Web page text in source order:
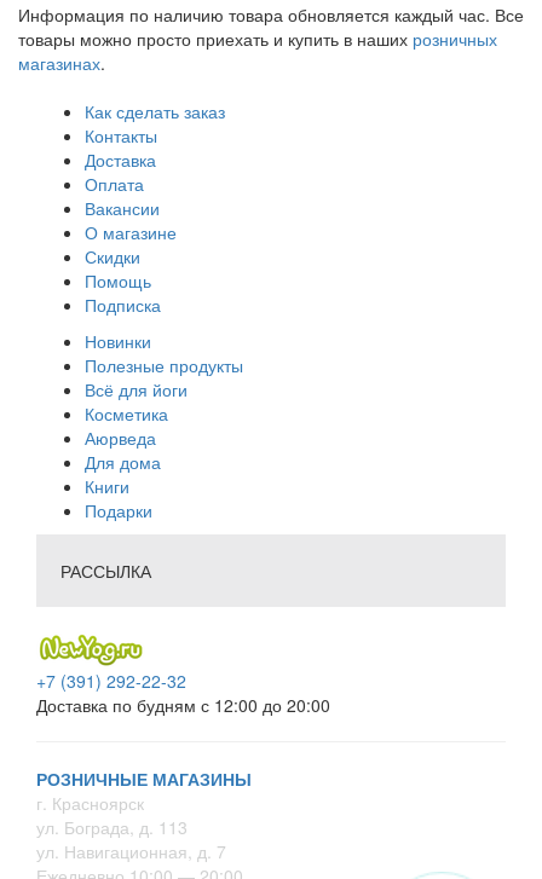
Информация по наличию товара обновляется каждый час. Все
товары можно просто приехать и купить в наших розничных
магазинах.
Как сделать заказ
Контакты
Доставка
Оплата
Вакансии
О магазине
Скидки
Помощь
Подписка
Новинки
Полезные продукты
Всё для йоги
Косметика
Аюрведа
Для дома
Книги
Подарки
РАССЫЛКА
+7 (391) 292-22-32
Доставка по будням с 12:00 до 20:00
РОЗНИЧНЫЕ МАГАЗИНЫ
г. Красноярск
ул. Бограда, д. 113
ул. Навигационная, д. 7